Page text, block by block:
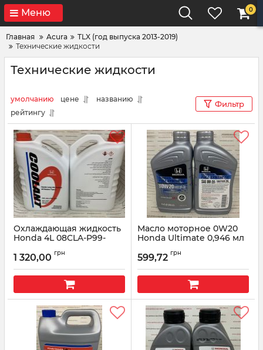
Меню 0
Главная Acura
TLX (год выпуска 2013-2019)
Технические жидкости
Технические жидкости
умолчанию цене
названию
рейтингу
Фильтр
Охлаждающая жидкость
Honda 4L 08CLA-P99-
Артикул: 08CLAP9914ZY8
1 320,00 грн
Масло моторное 0W20
Honda Ultimate 0,946 мл
Артикул: 087989137
599,72 грн